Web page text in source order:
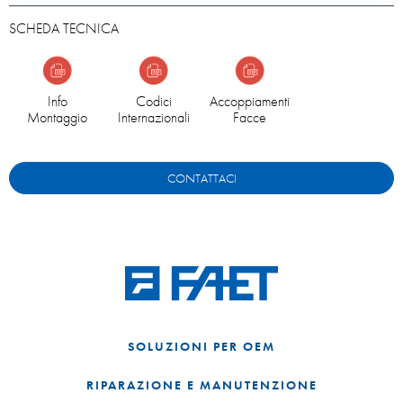
SCHEDA TECNICA
Info
Montaggio
Codici
Internazionali
Accoppiamenti
Facce
CONTATTACI
SOLUZIONI PER OEM
RIPARAZIONE E MANUTENZIONE